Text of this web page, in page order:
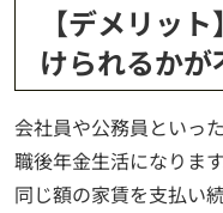
【デメリッ
けられるかが
会社員や公務員といっ
職後年金生活になりま
同じ額の家賃を支払い